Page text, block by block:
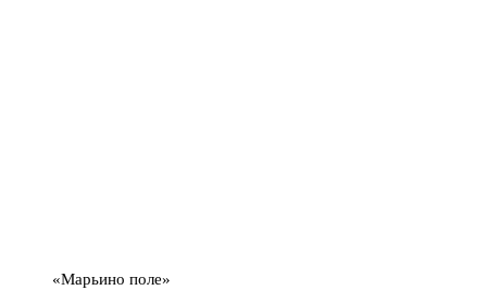
«Марьино поле»